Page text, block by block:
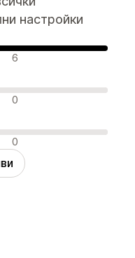
настройки
6
0
0